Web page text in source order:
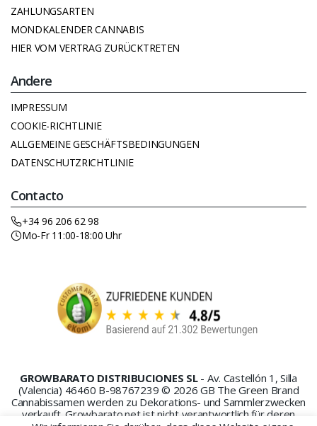
ZAHLUNGSARTEN
MONDKALENDER CANNABIS
HIER VOM VERTRAG ZURÜCKTRETEN
Andere
IMPRESSUM
COOKIE-RICHTLINIE
ALLGEMEINE GESCHÄFTSBEDINGUNGEN
DATENSCHUTZRICHTLINIE
Contacto
+34 96 206 62 98
Mo-Fr 11:00-18:00 Uhr
GROWBARATO DISTRIBUCIONES SL - Av. Castellón 1, Silla
(Valencia) 46460 B-98767239 © 2026 GB The Green Brand
Cannabissamen werden zu Dekorations- und Sammlerzwecken
verkauft. Growbarato.net ist nicht verantwortlich für deren